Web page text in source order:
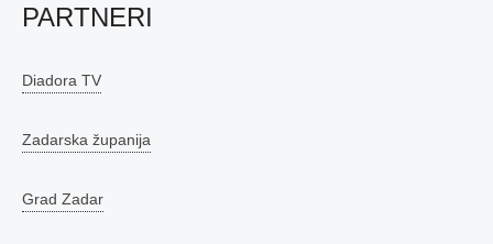
PARTNERI
Diadora TV
Zadarska županija
Grad Zadar